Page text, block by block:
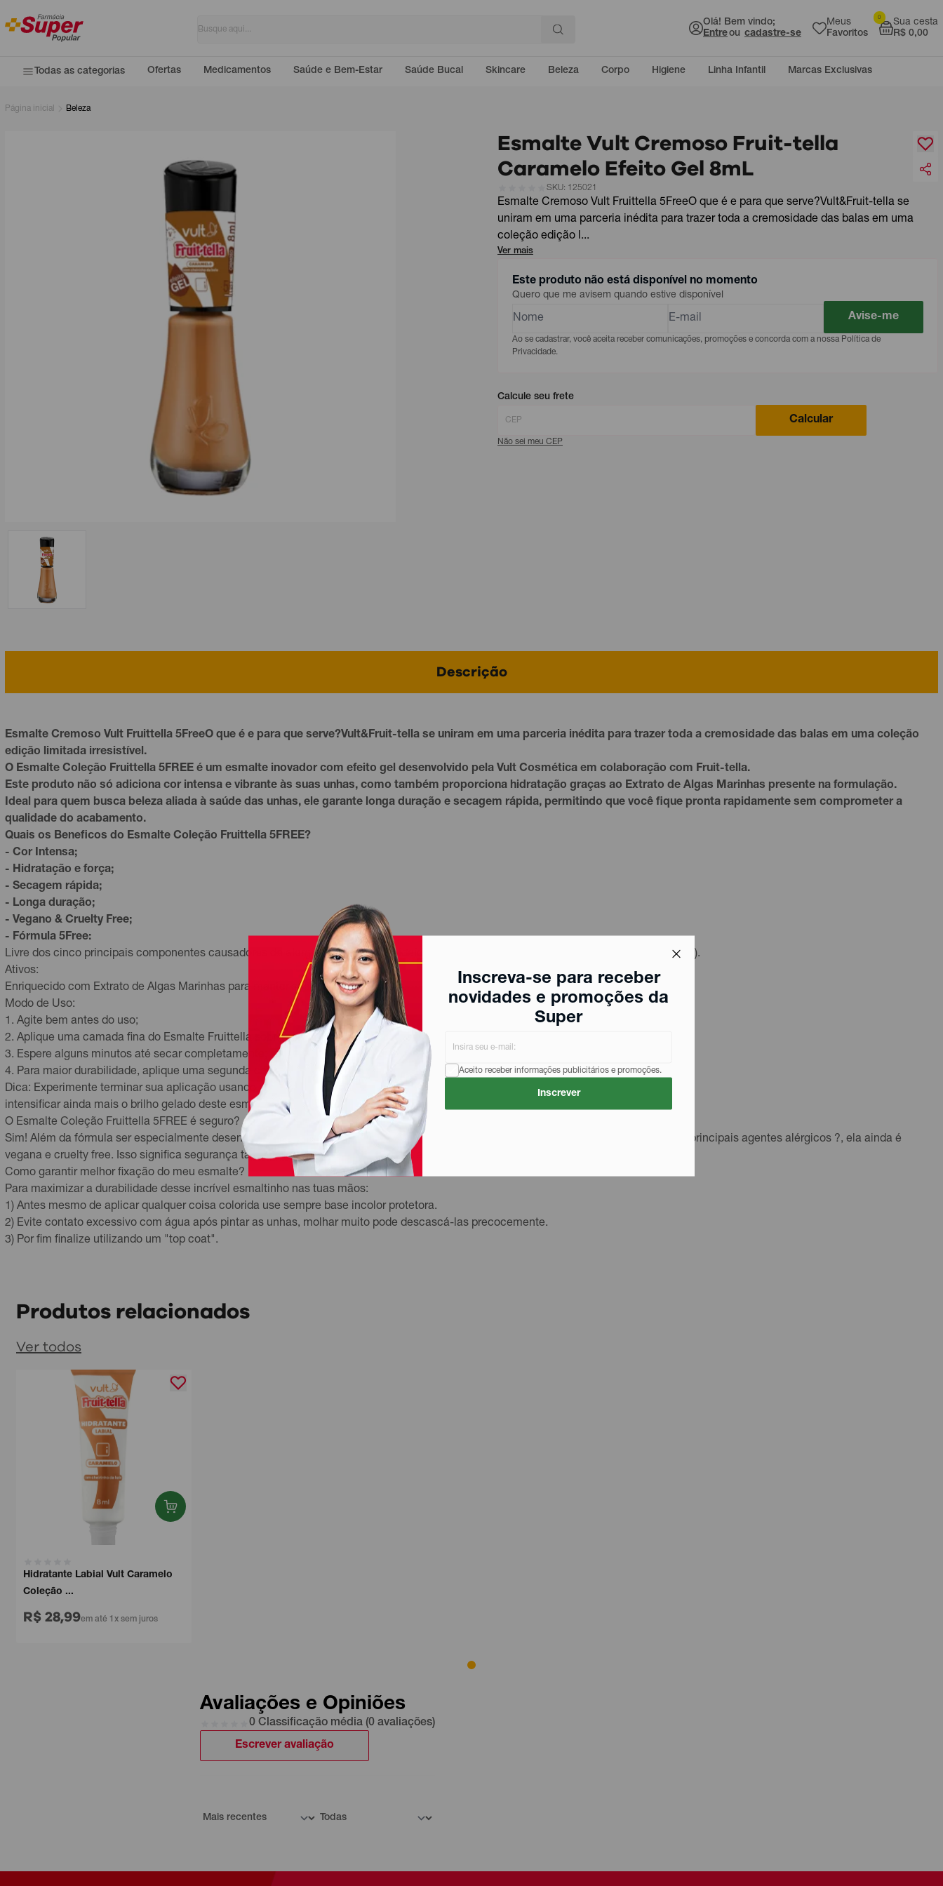
Olá! Bem vindo;
Entreou cadastre-se
Meus
Favoritos
Sua cesta
R$ 0,00
0
Inscreva-se para receber
novidades e promoções da
Super
Aceito receber informações publicitários e promoções.
Inscrever
Todas as categorias Ofertas Medicamentos Saúde e Bem-Estar Saúde Bucal Skincare Beleza Corpo Higiene Linha Infantil Marcas Exclusivas
Página inicial Beleza
Esmalte Vult Cremoso Fruit-tella
Caramelo Efeito Gel 8mL
SKU: 125021
Esmalte Cremoso Vult Fruittella 5FreeO que é e para que serve?Vult&Fruit-tella se
uniram em uma parceria inédita para trazer toda a cremosidade das balas em uma
coleção edição l...
Ver mais
Este produto não está disponível no momento
Quero que me avisem quando estive disponível
Avise-me
Ao se cadastrar, você aceita receber comunicações, promoções e concorda com a nossa Política de
Privacidade.
Calcule seu frete
Calcular
Não sei meu CEP
Descrição
Esmalte Cremoso Vult Fruittella 5FreeO que é e para que serve?Vult&Fruit-tella se uniram em uma parceria inédita para trazer toda a cremosidade das balas em uma coleção
edição limitada irresistível.
O Esmalte Coleção Fruittella 5FREE é um esmalte inovador com efeito gel desenvolvido pela Vult Cosmética em colaboração com Fruit-tella.
Este produto não só adiciona cor intensa e vibrante às suas unhas, como também proporciona hidratação graças ao Extrato de Algas Marinhas presente na formulação.
Ideal para quem busca beleza aliada à saúde das unhas, ele garante longa duração e secagem rápida, permitindo que você fique pronta rapidamente sem comprometer a
qualidade do acabamento.
Quais os Beneficos do Esmalte Coleção Fruittella 5FREE?
- Cor Intensa;
- Hidratação e força;
- Secagem rápida;
- Longa duração;
- Vegano & Cruelty Free;
- Fórmula 5Free:
Livre dos cinco principais componentes causadores de alergia (tolueno, formaldeído, dibutilftalato (DBP), resina de formaldeído e cânfora).
Ativos:
Enriquecido com Extrato de Algas Marinhas para manter suas unhas saudáveis.
Modo de Uso:
1. Agite bem antes do uso;
2. Aplique uma camada fina do Esmalte Fruittella sobre as unhas limpas;
3. Espere alguns minutos até secar completamente;
4. Para maior durabilidade, aplique uma segunda camada fina.
Dica: Experimente terminar sua aplicação usando um top coat transparente para
intensificar ainda mais o brilho gelado deste esmalte maravilhoso!
O Esmalte Coleção Fruittella 5FREE é seguro?
Sim! Além da fórmula ser especialmente desenvolvida para minimizar possíveis alergias através da tecnologia 5Free ? isenta dos cinco principais agentes alérgicos ?, ela ainda é
vegana e cruelty free. Isso significa segurança tanto pra você quanto pros nossos amiguinhos peludos!
Como garantir melhor fixação do meu esmalte?
Para maximizar a durabilidade desse incrível esmaltinho nas tuas mãos:
1) Antes mesmo de aplicar qualquer coisa colorida use sempre base incolor protetora.
2) Evite contato excessivo com água após pintar as unhas, molhar muito pode descascá-las precocemente.
3) Por fim finalize utilizando um "top coat".
Produtos relacionados
Ver todos
Hidratante Labial Vult Caramelo
Coleção ...
R$ 28,99em até 1x sem juros
Avaliações e Opiniões
0 Classificação média (0 avaliações)
Escrever avaliação